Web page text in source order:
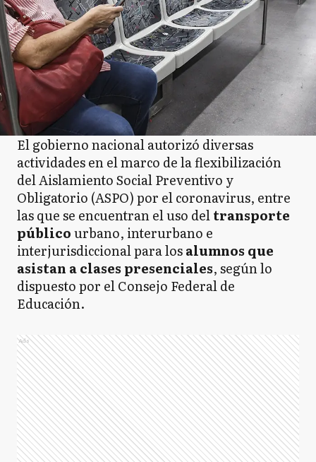
El gobierno nacional autorizó diversas
actividades en el marco de la flexibilización
del Aislamiento Social Preventivo y
Obligatorio (ASPO) por el coronavirus, entre
las que se encuentran el uso deltransporte
públicourbano, interurbano e
interjurisdiccional para losalumnos que
asistan a clases presenciales, según lo
dispuesto por el Consejo Federal de
Educación.
Ads